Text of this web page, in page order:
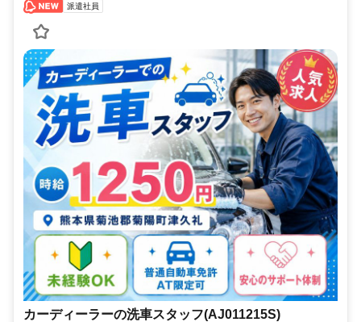
派遣社員
カーディーラーの洗車スタッフ(AJ011215S)